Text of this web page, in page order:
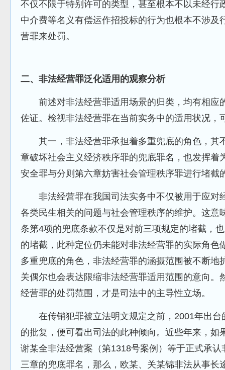
不仅不限于特别许可的类型，甚至根本不以未经行
中介费等名义有偿运作招投标的行为也根本不涉及
营罪来处罚。
二、非法经营罪泛化适用的观察分析
前述对非法经营罪适用场景的归类，均有相应
佐证。检视非法经营罪在当前实务中的适用状况，
其一，非法经营罪承担着多重兜底的角色，其
章破坏社会主义经济秩序罪的兜底罪名，也发挥着
安全罪与分则第六章妨害社会管理秩序罪进行堵截
非法经营罪在我国司法实务中不仅被用于应对
各类民生相关的问题与社会管理秩序的维护。这意
条第4项的兜底条款不仅是对前三项规定的堵截，
的堵截，此种定位仍未能对非法经营罪的实际角色
多重兜底的角色，非法经营罪的涵摄范围被不断地
关偶尔也会表达限缩非法经营罪适用范围的意向。
经营罪的处罚范围，才是司法中的主导性立场。
在传销犯罪被立法明文规定之前，2001年出台
的批复，便可看出司法的此种倾向。近些年来，如
谢某全非法经营案（第1318号案例）等于正式承
三章的兜底罪名，那么，欧某、关某锦非法从事长